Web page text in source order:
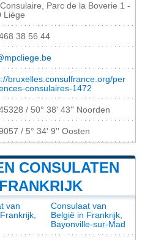
Parc de la Boverie 1 -
Liège
38 56 44
bruxelles.consulfrance.org/per
consulaires-1472
/ 50° 38' 43'' Noorden
/ 5° 34' 9'' Oosten
CONSULATEN
van
Consulaat van
België in Frankrijk,
Bayonville-sur-Mad